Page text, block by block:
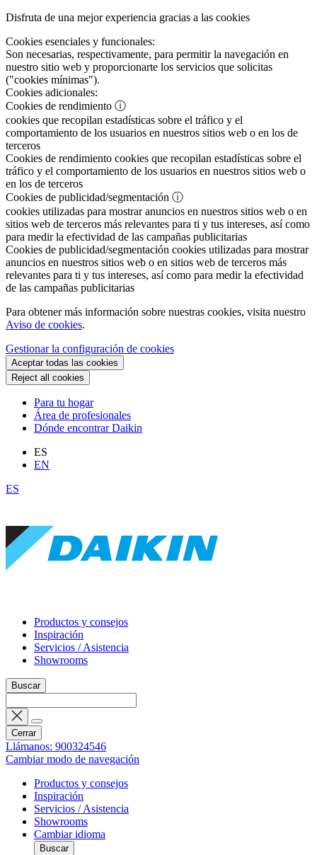
Disfruta de una mejor experiencia gracias a las cookies
Cookies esenciales y funcionales:
Son necesarias, respectivamente, para permitir la navegación en
nuestro sitio web y proporcionarte los servicios que solicitas
("cookies mínimas").
Cookies adicionales:
Cookies de rendimiento ⓘ
cookies que recopilan estadísticas sobre el tráfico y el
comportamiento de los usuarios en nuestros sitios web o en los de
terceros
Cookies de rendimiento cookies que recopilan estadísticas sobre el
tráfico y el comportamiento de los usuarios en nuestros sitios web o
en los de terceros
Cookies de publicidad/segmentación ⓘ
cookies utilizadas para mostrar anuncios en nuestros sitios web o en
sitios web de terceros más relevantes para ti y tus intereses, así como
para medir la efectividad de las campañas publicitarias
Cookies de publicidad/segmentación cookies utilizadas para mostrar
anuncios en nuestros sitios web o en sitios web de terceros más
relevantes para ti y tus intereses, así como para medir la efectividad
de las campañas publicitarias
Para obtener más información sobre nuestras cookies, visita nuestro
Aviso de cookies.
Gestionar la configuración de cookies
Aceptar todas las cookies
Reject all cookies
Para tu hogar
Área de profesionales
Dónde encontrar Daikin
ES
EN
ES
Productos y consejos
Inspiración
Servicios / Asistencia
Showrooms
Buscar
Cerrar
Llámanos: 900324546
Cambiar modo de navegación
Productos y consejos
Inspiración
Servicios / Asistencia
Showrooms
Cambiar idioma
Buscar